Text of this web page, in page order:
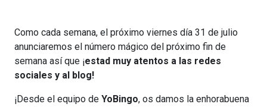
Como cada semana, el próximo viernes día 31 de julio
anunciaremos el número mágico del próximo fin de
semana así que ¡estad muy atentos a las redes
sociales y al blog!
¡Desde el equipo de YoBingo, os damos la enhorabuena